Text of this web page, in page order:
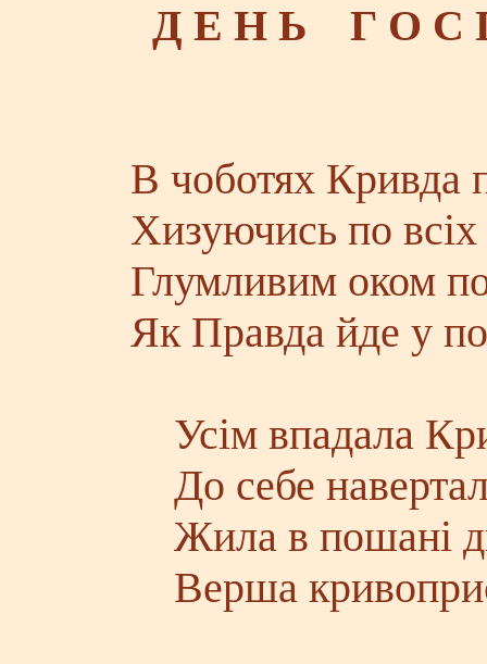
Д Е Н Ь Г О С
В чоботях Кривда
Хизуючись по всіх
Глумливим оком
Як Правда йде у
Усім впадала
До себе
Жила в пошані
Верша